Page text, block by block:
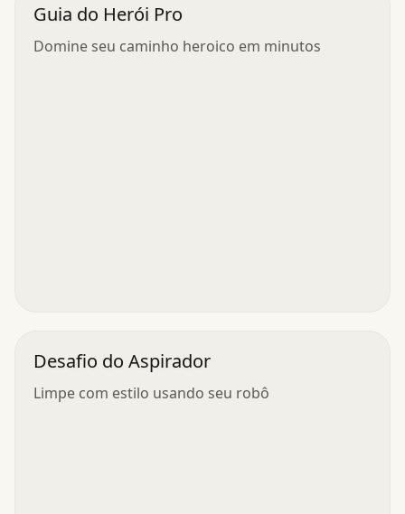
Guia do Herói Pro
Domine seu caminho heroico em minutos
Desafio do Aspirador
Limpe com estilo usando seu robô